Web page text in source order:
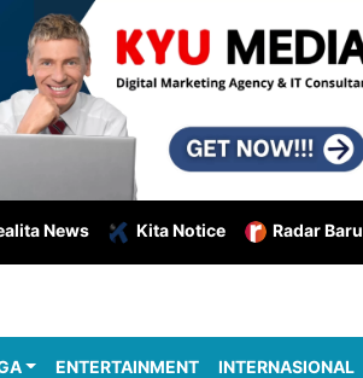
News Kita Notice Radar Baru
ENTERTAINMENT INTERNASIONAL